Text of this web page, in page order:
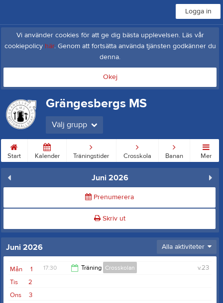
Logga in
Vi använder cookies för att ge dig bästa upplevelsen. Läs vår
cookiepolicy här. Genom att fortsätta använda tjänsten godkänner du
denna.
Okej
Grängesbergs MS
Välj grupp
Start Kalender Träningstider Crosskola Banan Mer
Juni 2026
Prenumerera
Skriv ut
Juni 2026 Alla aktiviteter
1
Mån v.23
17:30 Träning Crosskolan
2
Tis
3
Ons